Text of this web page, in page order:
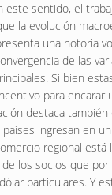
este sentido, el
la evolución
una notoria
de las
Si bien
para encarar
destaca
ingresan en
regional está
los socios que por
particulares. Y